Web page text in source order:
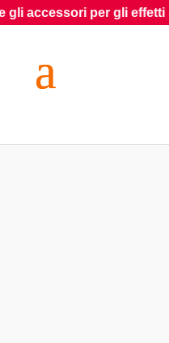
per gli effetti speciali sui